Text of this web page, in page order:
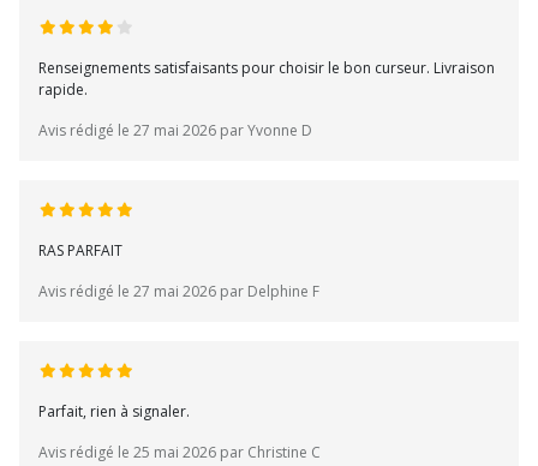
Renseignements satisfaisants pour choisir le bon curseur. Livraison
rapide.
Avis rédigé le 27 mai 2026 par Yvonne D
RAS PARFAIT
Avis rédigé le 27 mai 2026 par Delphine F
Parfait, rien à signaler.
Avis rédigé le 25 mai 2026 par Christine C